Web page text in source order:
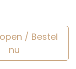
/ Bestel
nu